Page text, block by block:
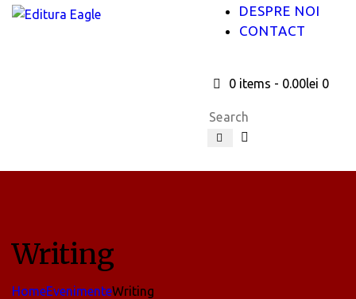
DESPRE NOI
CONTACT
0 items - 0.00lei 0
Writing
HomeEvenimenteWriting